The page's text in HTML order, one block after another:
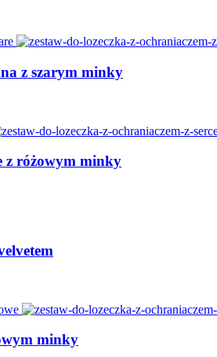
z szarym minky
z różowym minky
minky